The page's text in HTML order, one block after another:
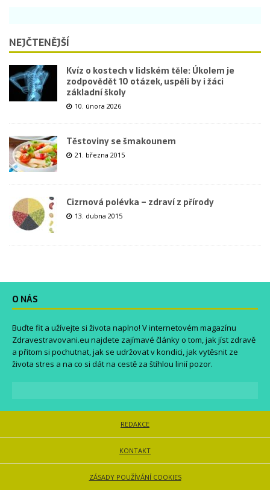
NEJČTENĚJŠÍ
Kvíz o kostech v lidském těle: Úkolem je
zodpovědět 10 otázek, uspěli by i žáci
základní školy
10. února 2026
Těstoviny se šmakounem
21. března 2015
Cizrnová polévka – zdraví z přírody
13. dubna 2015
O NÁS
Buďte fit a užívejte si života naplno! V internetovém magazínu
Zdravestravovani.eu najdete zajímavé články o tom, jak jíst zdravě
a přitom si pochutnat, jak se udržovat v kondici, jak vytěsnit ze
života stres a na co si dát na cestě za štíhlou linií pozor.
REDAKCE
KONTAKT
ZÁSADY POUŽÍVÁNÍ COOKIES